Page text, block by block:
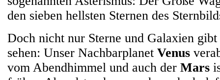
den sieben hellsten Sternen des
Doch nicht nur Sterne und Galaxien
sehen: Unser Nachbarplanet Venus
vom Abendhimmel und auch der Mars